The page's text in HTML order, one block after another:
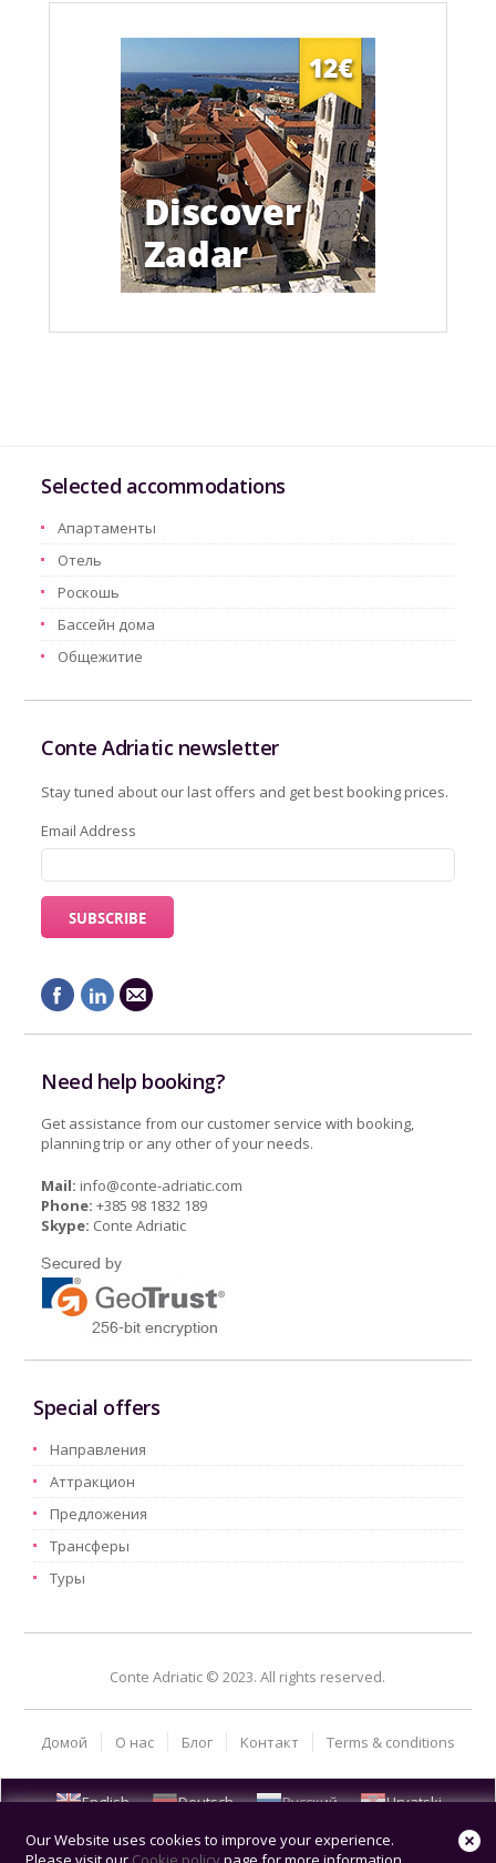
Selected accommodations
Aпартаменты
Oтель
Pоскошь
Бассейн дома
Oбщежитие
Conte Adriatic newsletter
Stay tuned about our last offers and get best booking prices.
Email Address
Need help booking?
Get assistance from our customer service with booking,
planning trip or any other of your needs.
Mail: info@conte-adriatic.com
Phone: +385 98 1832 189
Skype: Conte Adriatic
Special offers
Hаправления
Aттракцион
Предложения
Трансферы
Туры
Conte Adriatic © 2023. All rights reserved.
Домой О нас Блог Kонтакт Terms & conditions
English Deutsch Русский
Hrvatski
Our Website uses cookies to improve your experience.